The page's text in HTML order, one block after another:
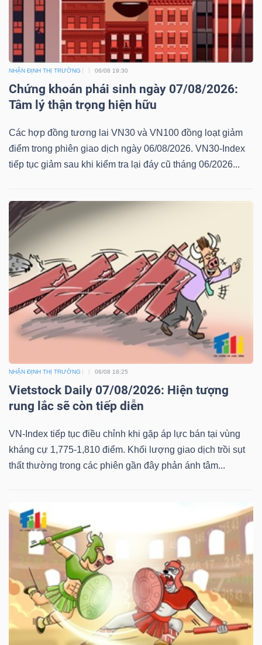
NHẬN ĐỊNH THỊ TRƯỜNG 06/08 19:30
Chứng khoán phái sinh ngày 07/08/2026:
Tâm lý thận trọng hiện hữu
Các hợp đồng tương lai VN30 và VN100 đồng loạt giảm
điểm trong phiên giao dịch ngày 06/08/2026. VN30-Index
tiếp tục giảm sau khi kiểm tra lại đáy cũ tháng 06/2026...
NHẬN ĐỊNH THỊ TRƯỜNG 06/08 18:25
Vietstock Daily 07/08/2026: Hiện tượng
rung lắc sẽ còn tiếp diễn
VN-Index tiếp tục điều chỉnh khi gặp áp lực bán tại vùng
kháng cự 1,775-1,810 điểm. Khối lượng giao dịch trồi sụt
thất thường trong các phiên gần đây phản ánh tâm...